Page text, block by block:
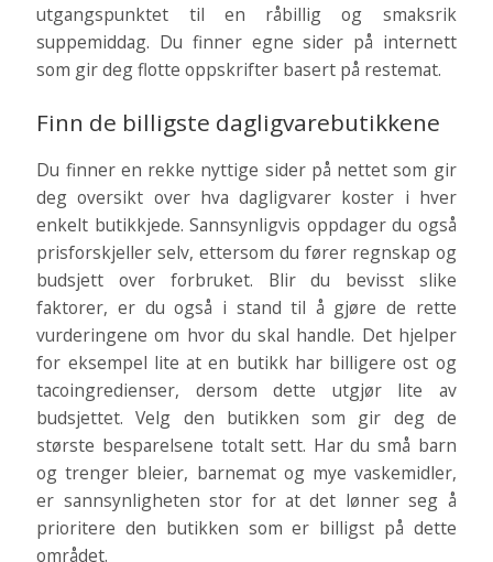
utgangspunktet til en råbillig og smaksrik
suppemiddag. Du finner egne sider på internett
som gir deg flotte oppskrifter basert på restemat.
Finn de billigste dagligvarebutikkene
Du finner en rekke nyttige sider på nettet som gir
deg oversikt over hva dagligvarer koster i hver
enkelt butikkjede. Sannsynligvis oppdager du også
prisforskjeller selv, ettersom du fører regnskap og
budsjett over forbruket. Blir du bevisst slike
faktorer, er du også i stand til å gjøre de rette
vurderingene om hvor du skal handle. Det hjelper
for eksempel lite at en butikk har billigere ost og
tacoingredienser, dersom dette utgjør lite av
budsjettet. Velg den butikken som gir deg de
største besparelsene totalt sett. Har du små barn
og trenger bleier, barnemat og mye vaskemidler,
er sannsynligheten stor for at det lønner seg å
prioritere den butikken som er billigst på dette
området.